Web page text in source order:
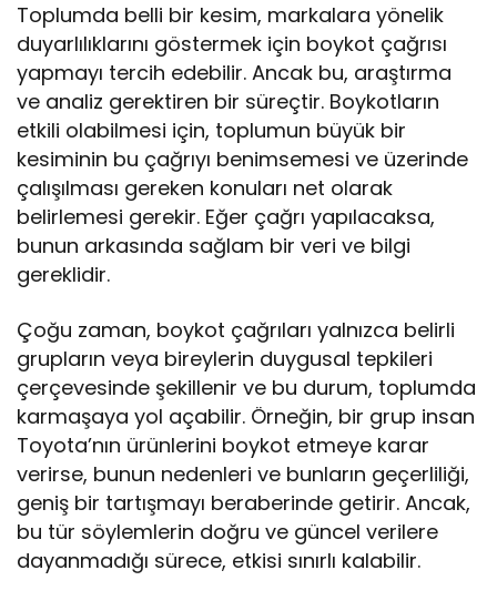
Toplumda belli bir kesim, markalara yönelik
duyarlılıklarını göstermek için boykot çağrısı
yapmayı tercih edebilir. Ancak bu, araştırma
ve analiz gerektiren bir süreçtir. Boykotların
etkili olabilmesi için, toplumun büyük bir
kesiminin bu çağrıyı benimsemesi ve üzerinde
çalışılması gereken konuları net olarak
belirlemesi gerekir. Eğer çağrı yapılacaksa,
bunun arkasında sağlam bir veri ve bilgi
gereklidir.
Çoğu zaman, boykot çağrıları yalnızca belirli
grupların veya bireylerin duygusal tepkileri
çerçevesinde şekillenir ve bu durum, toplumda
karmaşaya yol açabilir. Örneğin, bir grup insan
Toyota’nın ürünlerini boykot etmeye karar
verirse, bunun nedenleri ve bunların geçerliliği,
geniş bir tartışmayı beraberinde getirir. Ancak,
bu tür söylemlerin doğru ve güncel verilere
dayanmadığı sürece, etkisi sınırlı kalabilir.